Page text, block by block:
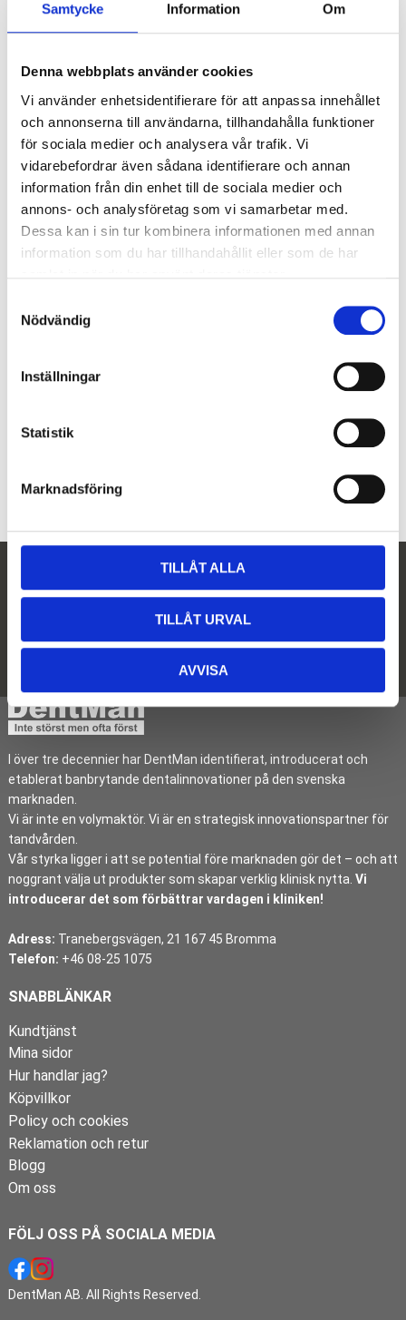
Samtycke Information Om
Denna webbplats använder cookies
Vi använder enhetsidentifierare för att anpassa innehållet
och annonserna till användarna, tillhandahålla funktioner
för sociala medier och analysera vår trafik. Vi
vidarebefordrar även sådana identifierare och annan
information från din enhet till de sociala medier och
annons- och analysföretag som vi samarbetar med.
Dessa kan i sin tur kombinera informationen med annan
information som du har tillhandahållit eller som de har
l
Nödvändig
Inställningar
Statistik
Marknadsföring
TILLÅT ALLA
TILLÅT URVAL
AVVISA
Luppglasögon ASH 3,5x
21 950kr
Luppglasögon ASH 3x
21 950
Lägg till i favoriter
I över tre decennier har DentMan identifierat, introducerat och
etablerat banbrytande dentalinnovationer på den svenska
marknaden.
Vi är inte en volymaktör. Vi är en strategisk innovationspartner för
tandvården.
Vår styrka ligger i att se potential före marknaden gör det – och att
noggrant välja ut produkter som skapar verklig klinisk nytta. Vi
introducerar det som förbättrar vardagen i kliniken!
Adress: Tranebergsvägen, 21 167 45 Bromma
Telefon: +46 08-25 1075
SNABBLÄNKAR
Kundtjänst
Mina sidor
Hur handlar jag?
Köpvillkor
Policy och cookies
Reklamation och retur
Blogg
Om oss
FÖLJ OSS PÅ SOCIALA MEDIA
DentMan AB. All Rights Reserved.